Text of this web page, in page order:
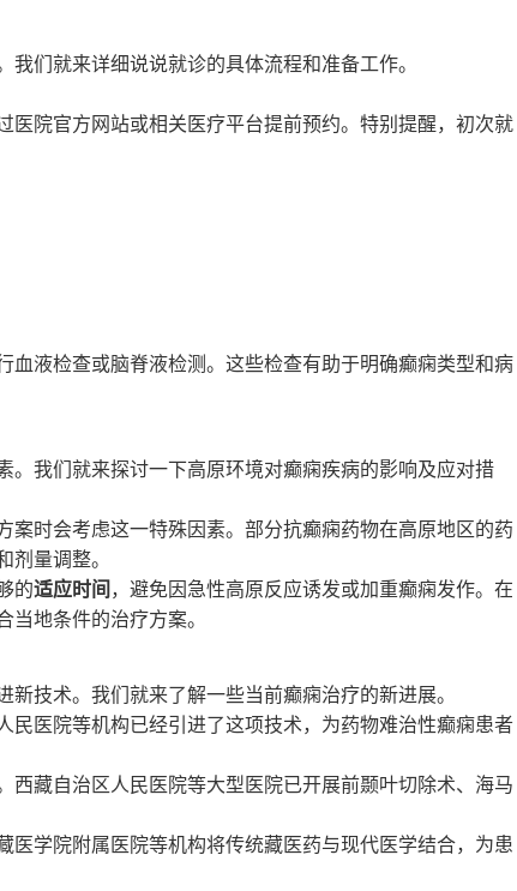
们就来详细说说就诊的具体流程和准备工作。
院官方网站或相关医疗平台提前预约。特别提醒，初次就
血液检查或脑脊液检测。这些检查有助于明确癫痫类型和病
我们就来探讨一下高原环境对癫痫疾病的影响及应对措
案时会考虑这一特殊因素。部分抗癫痫药物在高原地区的药
剂量调整。
的适应时间 ，避免因急性高原反应诱发或加重癫痫发作。在
地条件的治疗方案。
技术。我们就来了解一些当前癫痫治疗的新进展。
民医院等机构已经引进了这项技术，为药物难治性癫痫患者
西藏自治区人民医院等大型医院已开展前颞叶切除术、海马
医学院附属医院等机构将传统藏医药与现代医学结合，为患